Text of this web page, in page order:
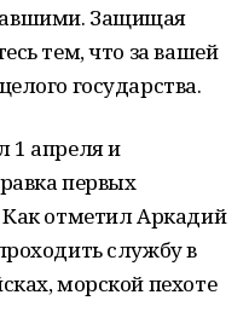
Защищая
тем, что за вашей
государства.
1 апреля и
первых
Как отметил Аркадий
службу в
морской пехоте